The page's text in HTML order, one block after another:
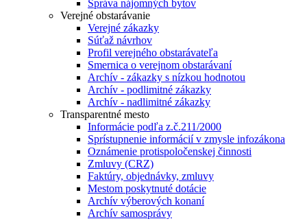
Správa nájomných bytov
Verejné obstarávanie
Verejné zákazky
Súťaž návrhov
Profil verejného obstarávateľa
Smernica o verejnom obstarávaní
Archív - zákazky s nízkou hodnotou
Archív - podlimitné zákazky
Archív - nadlimitné zákazky
Transparentné mesto
Informácie podľa z.č.211/2000
Sprístupnenie informácií v zmysle infozákona
Oznámenie protispoločenskej činnosti
Zmluvy (CRZ)
Faktúry, objednávky, zmluvy
Mestom poskytnuté dotácie
Archív výberových konaní
Archív samosprávy